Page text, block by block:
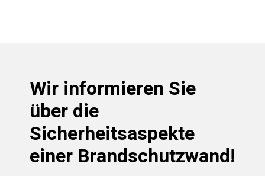
Wir informieren Sie
über die
Sicherheitsaspekte
einer Brandschutzwand!